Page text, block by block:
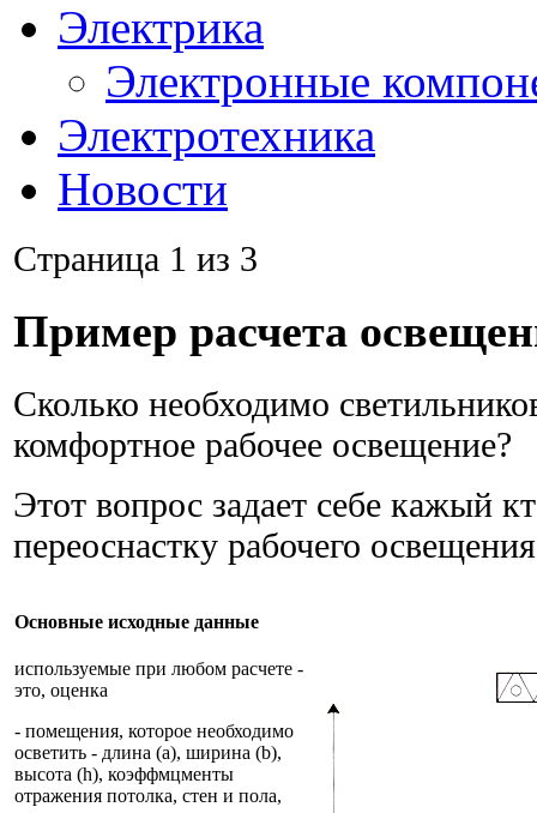
Электрика
Электронные
Электротехника
Новости
Страница 1 из 3
Пример расчета
Сколько необходимо
комфортное рабочее освещение?
Этот вопрос задает себе кажый
переоснастку рабочего
Основные исходные данные
используемые при любом расчете -
это, оценка
- помещения, которое необходимо
осветить - длина (а), ширина (b),
высота (h), коэффмцменты
отражения потолка, стен и пола,